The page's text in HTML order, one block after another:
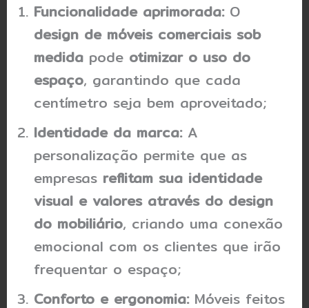
Funcionalidade aprimorada:O
design de móveis comerciais sob
medida pode otimizar o uso do
espaço, garantindo que cada
centímetro seja bem aproveitado;
Identidade da marca:A
personalização permite que as
empresas reflitam sua identidade
visual e valores através do design
do mobiliário, criando uma conexão
emocional com os clientes que irão
frequentar o espaço;
Conforto e ergonomia:Móveis feitos